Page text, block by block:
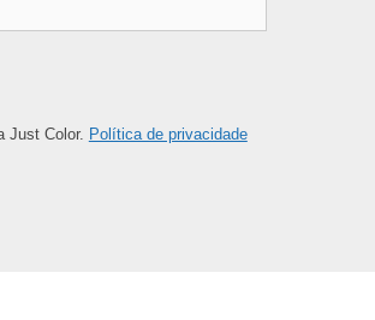
Just Color. Política de privacidade